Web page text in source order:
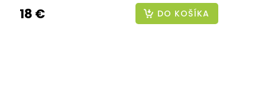
18 € DO KOŠÍKA